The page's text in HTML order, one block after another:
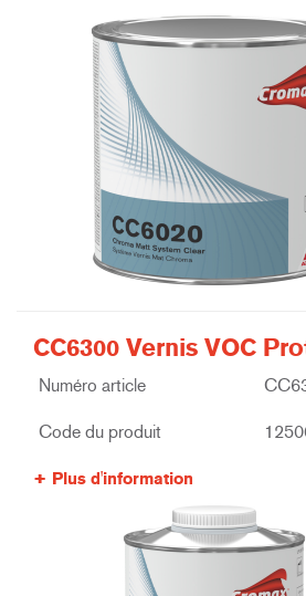
CC6300 Vernis VOC
Numéro article
Code du produit
Plus d'information